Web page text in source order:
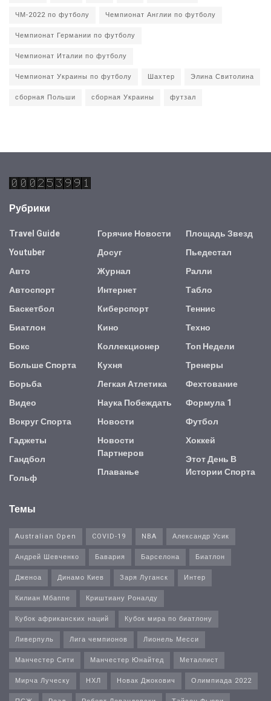
ЧМ-2022 по футболу
Чемпионат Англии по футболу
Чемпионат Германии по футболу
Чемпионат Италии по футболу
Чемпионат Украины по футболу
Шахтер
Элина Свитолина
сборная Польши
сборная Украины футзал
Рубрики
Travel Guide
Youtuber
Авто
Автоспорт
Баскетбол
Биатлон
Бокс
Больше Спорта
Борьба
Видео
Вокруг Спорта
Гаджеты
Гандбол
Гольф
Горячие Новости
Досуг
Журнал
Интернет
Киберспорт
Кино
Коллекционер
Кухня
Легкая Атлетика
Наука Побеждать
Новости
Новости
Партнеров
Плаванье
Площадь Звезд
Пьедестал
Ралли
Табло
Теннис
Техно
Топ Недели
Тренеры
Фехтование
Формула 1
Футбол
Хоккей
Этот День В
Истории Спорта
Темы
Australian Open COVID-19 NBA
Александр Усик
Андрей Шевченко
Бавария Барселона
Биатлон
Дженоа
Динамо Киев Заря Луганск
Интер
Килиан Мбаппе
Криштиану Роналду
Кубок африканских наций
Кубок мира по биатлону
Ливерпуль
Лига чемпионов
Лионель Месси
Манчестер Сити
Манчестер Юнайтед
Металлист
Мирча Луческу
НХЛ Новак Джокович
Олимпиада 2022